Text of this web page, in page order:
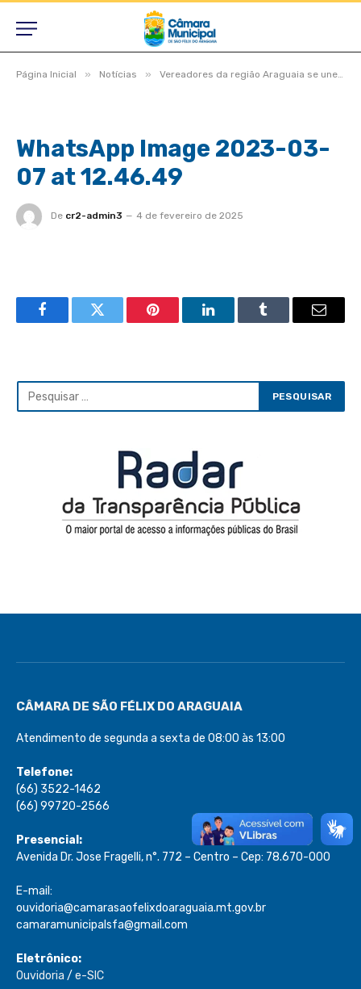
Página Inicial » Notícias » Vereadores da região Araguaia se unem em grupo de trabalho para solucionar conclusão das BRs 158 e 242
WhatsApp Image 2023-03-
07 at 12.46.49
De cr2-admin3 4 de fevereiro de 2025
FacebookTwitter Pinterest LinkedInTumblr Email
CÂMARA DE SÃO FÉLIX DO ARAGUAIA
Atendimento de segunda a sexta de 08:00 às 13:00
Telefone:
(66) 3522-1462
(66) 99720-2566
Presencial:
Avenida Dr. Jose Fragelli, n°. 772 – Centro – Cep: 78.670-000
E-mail:
ouvidoria@camarasaofelixdoaraguaia.mt.gov.br
camaramunicipalsfa@gmail.com
Eletrônico:
Ouvidoria / e-SIC